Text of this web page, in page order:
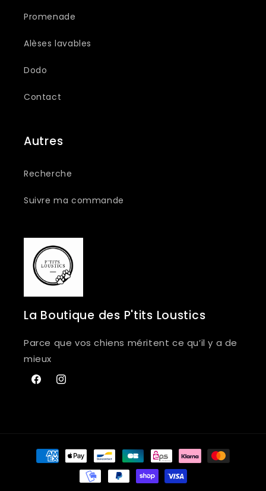
Promenade
Alèses lavables
Dodo
Contact
Autres
Recherche
Suivre ma commande
La Boutique des P'tits Loustics
Parce que vos chiens méritent ce qu’il y a de
mieux
FacebookInstagram
Moyens